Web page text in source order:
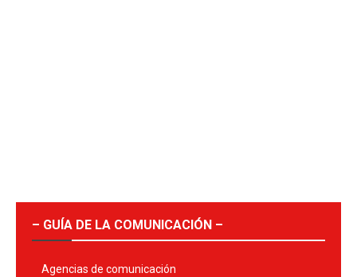
– GUÍA DE LA COMUNICACIÓN –
Agencias de comunicación